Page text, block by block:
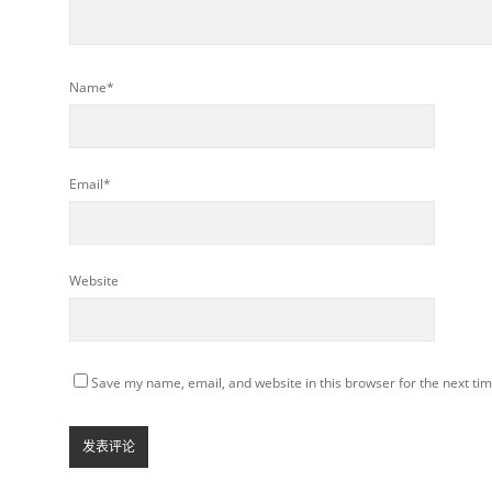
Name*
Email*
Website
Save my name, email, and website in this browser for the next